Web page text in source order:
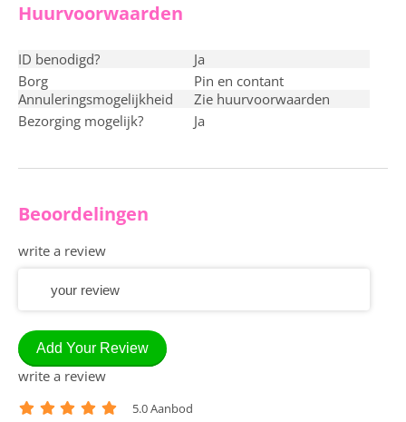
Huurvoorwaarden
ID benodigd?
ja
Borg
pin en contant
Annuleringsmogelijkheid
Zie huurvoorwaarden
Bezorging mogelijk?
ja
Beoordelingen
write a review
Add Your Review
write a review
5.0 Aanbod